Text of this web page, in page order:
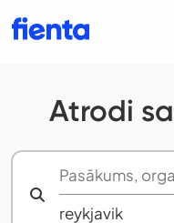
Atrodi